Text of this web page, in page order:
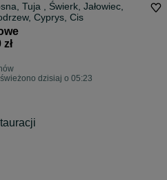
Świerk, Jałowiec,
Cyprys, Cis
zł
dzisiaj o 05:23